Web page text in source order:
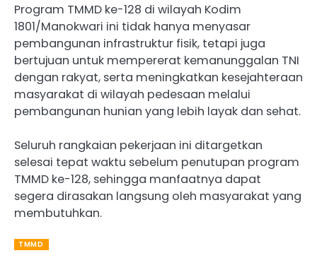
​Program TMMD ke-128 di wilayah Kodim
1801/Manokwari ini tidak hanya menyasar
pembangunan infrastruktur fisik, tetapi juga
bertujuan untuk mempererat kemanunggalan TNI
dengan rakyat, serta meningkatkan kesejahteraan
masyarakat di wilayah pedesaan melalui
pembangunan hunian yang lebih layak dan sehat.
​Seluruh rangkaian pekerjaan ini ditargetkan
selesai tepat waktu sebelum penutupan program
TMMD ke-128, sehingga manfaatnya dapat
segera dirasakan langsung oleh masyarakat yang
membutuhkan.
TMMD